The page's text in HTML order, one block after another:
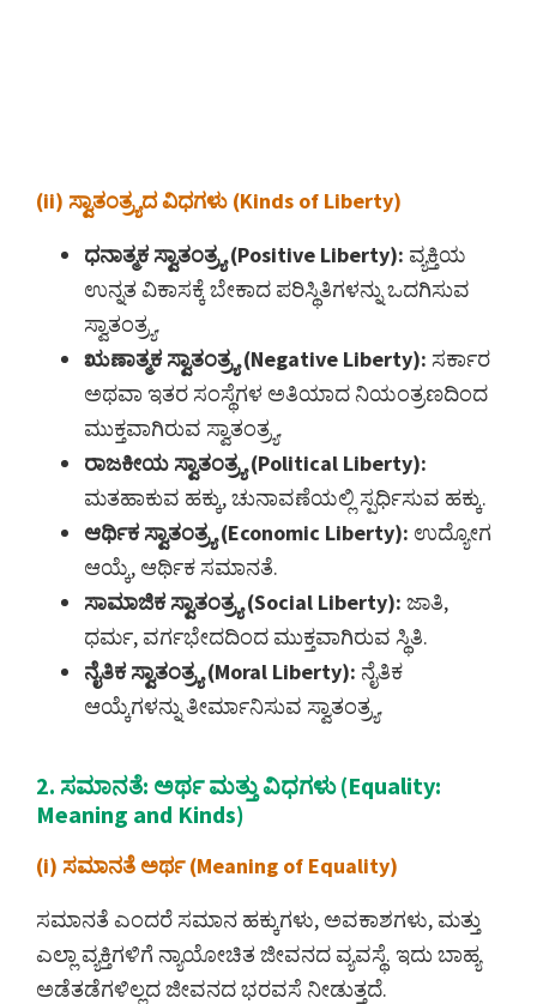
(ii) ಸ್ವಾತಂತ್ರ್ಯದ ವಿಧಗಳು (Kinds of Liberty)
ಧನಾತ್ಮಕ ಸ್ವಾತಂತ್ರ್ಯ (Positive Liberty): ವ್ಯಕ್ತಿಯ
ಉನ್ನತ ವಿಕಾಸಕ್ಕೆ ಬೇಕಾದ ಪರಿಸ್ಥಿತಿಗಳನ್ನು ಒದಗಿಸುವ
ಸ್ವಾತಂತ್ರ್ಯ.
ಋಣಾತ್ಮಕ ಸ್ವಾತಂತ್ರ್ಯ (Negative Liberty): ಸರ್ಕಾರ
ಅಥವಾ ಇತರ ಸಂಸ್ಥೆಗಳ ಅತಿಯಾದ ನಿಯಂತ್ರಣದಿಂದ
ಮುಕ್ತವಾಗಿರುವ ಸ್ವಾತಂತ್ರ್ಯ.
ರಾಜಕೀಯ ಸ್ವಾತಂತ್ರ್ಯ (Political Liberty):
ಮತಹಾಕುವ ಹಕ್ಕು, ಚುನಾವಣೆಯಲ್ಲಿ ಸ್ಪರ್ಧಿಸುವ ಹಕ್ಕು.
ಆರ್ಥಿಕ ಸ್ವಾತಂತ್ರ್ಯ (Economic Liberty): ಉದ್ಯೋಗ
ಆಯ್ಕೆ, ಆರ್ಥಿಕ ಸಮಾನತೆ.
ಸಾಮಾಜಿಕ ಸ್ವಾತಂತ್ರ್ಯ (Social Liberty): ಜಾತಿ,
ಧರ್ಮ, ವರ್ಗಭೇದದಿಂದ ಮುಕ್ತವಾಗಿರುವ ಸ್ಥಿತಿ.
ನೈತಿಕ ಸ್ವಾತಂತ್ರ್ಯ (Moral Liberty): ನೈತಿಕ
ಆಯ್ಕೆಗಳನ್ನು ತೀರ್ಮಾನಿಸುವ ಸ್ವಾತಂತ್ರ್ಯ.
2. ಸಮಾನತೆ: ಅರ್ಥ ಮತ್ತು ವಿಧಗಳು (Equality:
Meaning and Kinds)
(i) ಸಮಾನತೆ ಅರ್ಥ (Meaning of Equality)
ಸಮಾನತೆ ಎಂದರೆ ಸಮಾನ ಹಕ್ಕುಗಳು, ಅವಕಾಶಗಳು, ಮತ್ತು
ಎಲ್ಲಾ ವ್ಯಕ್ತಿಗಳಿಗೆ ನ್ಯಾಯೋಚಿತ ಜೀವನದ ವ್ಯವಸ್ಥೆ. ಇದು ಬಾಹ್ಯ
ಅಡೆತಡೆಗಳಿಲ್ಲದ ಜೀವನದ ಭರವಸೆ ನೀಡುತ್ತದೆ.